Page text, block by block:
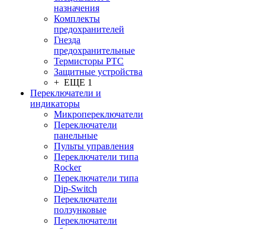
назначения
Комплекты
предохранителей
Гнезда
предохранительные
Термисторы PTC
Защитные устройства
+ ЕЩЕ 1
Переключатели и
индикаторы
Микропереключатели
Переключатели
панельные
Пульты управления
Переключатели типа
Rocker
Переключатели типа
Dip-Switch
Переключатели
ползунковые
Переключатели